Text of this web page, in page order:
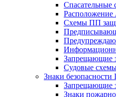
Спасательные
Схемы ПП
Запрещающие
Судовые
Знаки безопасности
Запрещающие
Знаки